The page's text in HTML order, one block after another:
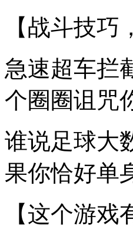
【战斗技
急速超车拦
个圈圈诅咒
谁说足球大
果你恰好
【这个游